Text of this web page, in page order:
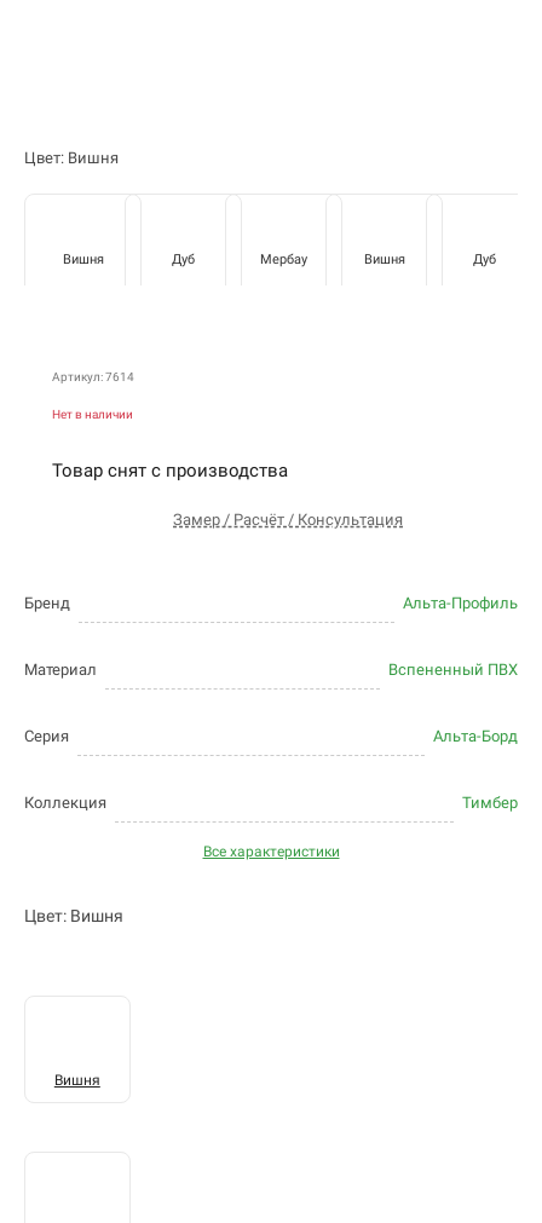
Цвет: Вишня
Вишня Дуб Мербау Вишня Дуб
Артикул: 7614
Нет в наличии
Товар снят с производства
Замер / Расчёт / Консультация
Бренд Альта-Профиль
Материал Вспененный ПВХ
Серия Альта-Борд
Коллекция Тимбер
Все характеристики
Цвет: Вишня
Вишня